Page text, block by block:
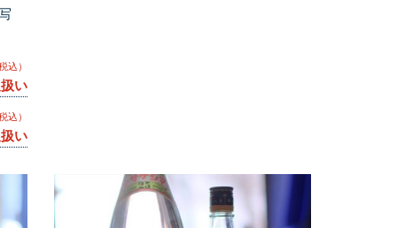
込）
い
込）
い